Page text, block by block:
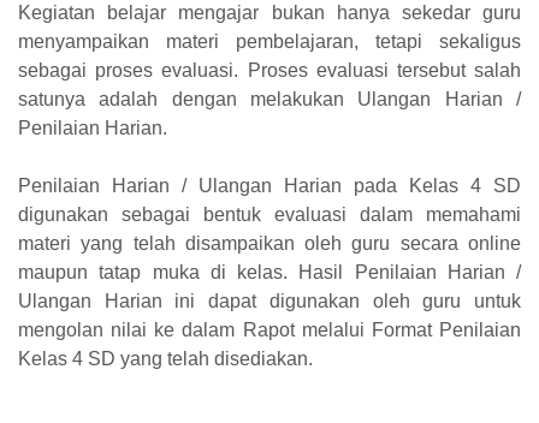
Kegiatan belajar mengajar bukan hanya sekedar guru
menyampaikan materi pembelajaran, tetapi sekaligus
sebagai proses evaluasi. Proses evaluasi tersebut salah
satunya adalah dengan melakukan Ulangan Harian /
Penilaian Harian.
Penilaian Harian / Ulangan Harian pada Kelas 4 SD
digunakan sebagai bentuk evaluasi dalam memahami
materi yang telah disampaikan oleh guru secara online
maupun tatap muka di kelas. Hasil Penilaian Harian /
Ulangan Harian ini dapat digunakan oleh guru untuk
mengolan nilai ke dalam Rapot melalui Format Penilaian
Kelas 4 SD yang telah disediakan.